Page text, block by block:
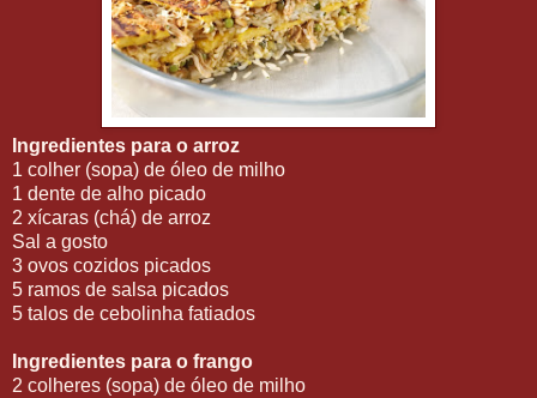
Ingredientes para o arroz
1 colher (sopa) de óleo de milho
1 dente de alho picado
2 xícaras (chá) de arroz
Sal a gosto
3 ovos cozidos picados
5 ramos de salsa picados
5 talos de cebolinha fatiados
Ingredientes para o frango
2 colheres (sopa) de óleo de milho